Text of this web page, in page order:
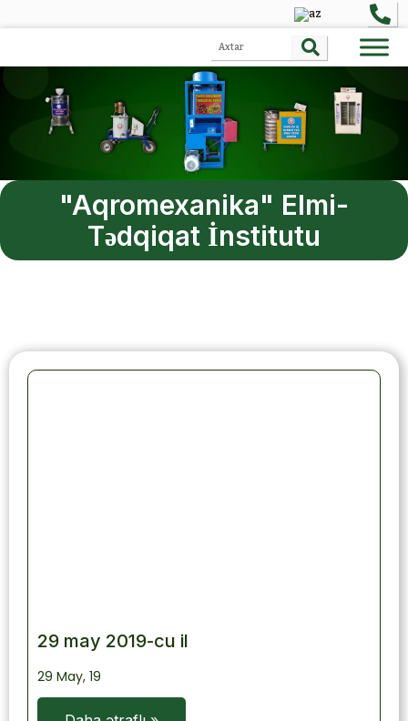
"Aqromexanika" Elmi-
Tədqiqat İnstitutu
29 may 2019-cu il
29 May, 19